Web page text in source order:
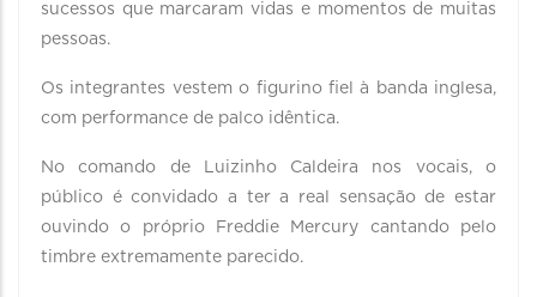
sucessos que marcaram vidas e momentos de muitas
pessoas.
Os integrantes vestem o figurino fiel à banda inglesa,
com performance de palco idêntica.
No comando de Luizinho Caldeira nos vocais, o
público é convidado a ter a real sensação de estar
ouvindo o próprio Freddie Mercury cantando pelo
timbre extremamente parecido.